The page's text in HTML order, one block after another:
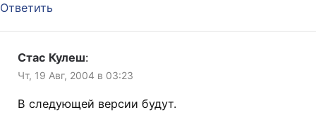
Ответить
Стас Кулеш:
Чт, 19 Авг, 2004 в 03:23
В следующей версии будут.